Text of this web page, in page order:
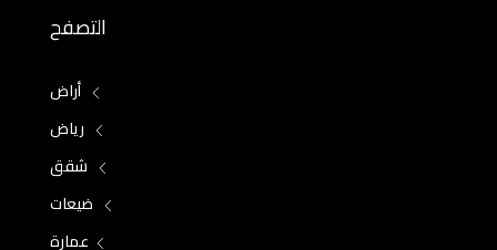
التصفح
أراض
رياض
شقق
ضيعات
عمارة